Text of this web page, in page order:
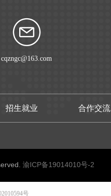
cqzngc@163.com
招生就业 合作交流
渝ICP备19014010号-2
号